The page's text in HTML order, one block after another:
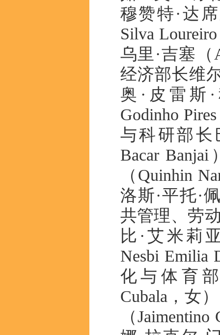
穆赞特·达
Silva
乌里·吉塞（
经济部长维
奥·皮雷斯·
Godinho
与科研部长
Bacar
（Quinhin
洛斯·平托·
共管理、劳
比·艾米莉
Nesbi Emilia
化与体育
Cubala，女
（